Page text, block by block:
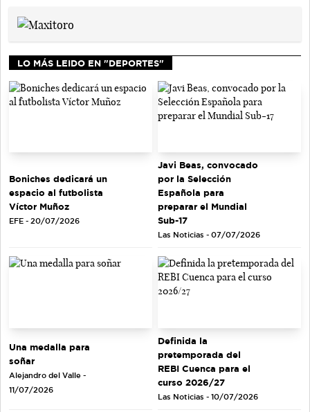
LO MÁS LEIDO EN "DEPORTES"
Boniches dedicará un
espacio al futbolista
Víctor Muñoz
EFE - 20/07/2026
Javi Beas, convocado
por la Selección
Española para
preparar el Mundial
Sub-17
Las Noticias - 07/07/2026
Una medalla para
soñar
Alejandro del Valle -
11/07/2026
Definida la
pretemporada del
REBI Cuenca para el
curso 2026/27
Las Noticias - 10/07/2026